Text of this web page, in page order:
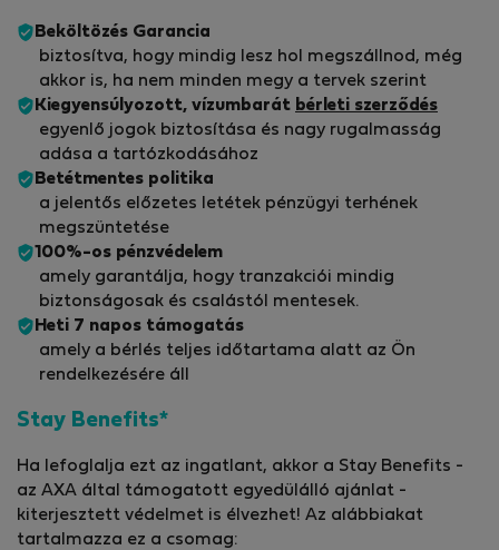
Beköltözés Garancia
biztosítva, hogy mindig lesz hol megszállnod, még
akkor is, ha nem minden megy a tervek szerint
Kiegyensúlyozott, vízumbarát bérleti szerződés
egyenlő jogok biztosítása és nagy rugalmasság
adása a tartózkodásához
Betétmentes politika
a jelentős előzetes letétek pénzügyi terhének
megszüntetése
100%-os pénzvédelem
amely garantálja, hogy tranzakciói mindig
biztonságosak és csalástól mentesek.
Heti 7 napos támogatás
amely a bérlés teljes időtartama alatt az Ön
rendelkezésére áll
Stay Benefits*
Ha lefoglalja ezt az ingatlant, akkor a Stay Benefits -
az AXA által támogatott egyedülálló ajánlat -
kiterjesztett védelmet is élvezhet! Az alábbiakat
tartalmazza ez a csomag: